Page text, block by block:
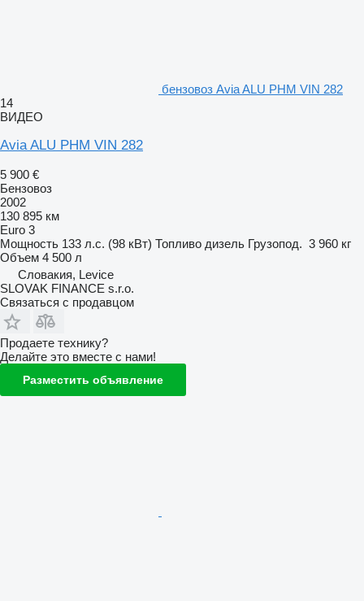
бензовоз Avia ALU PHM VIN 282
14
ВИДЕО
Avia ALU PHM VIN 282
5 900 €
Бензовоз
2002
130 895 км
Euro 3
Мощность 133 л.с. (98 кВт) Топливо дизель Грузопод. 3 960 кг
Объем 4 500 л
Словакия, Levice
SLOVAK FINANCE s.r.o.
Связаться с продавцом
Продаете технику?
Делайте это вместе с нами!
Разместить объявление